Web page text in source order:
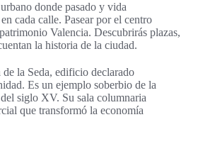
donde pasado y vida
cada calle. Pasear por el centro
Valencia. Descubrirás plazas,
la historia de la ciudad.
la Seda, edificio declarado
Es un ejemplo soberbio de la
siglo XV. Su sala columnaria
que transformó la economía